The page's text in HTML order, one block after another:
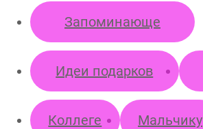
Запоминающе
Идеи подарков
Коллеге Мальчику